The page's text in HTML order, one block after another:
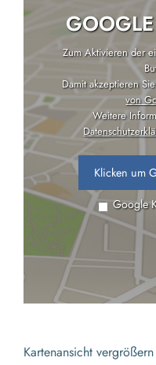
Zum Aktivieren der
Damit akzeptieren
von
Weitere
Klicken um
Google
Kartenansicht vergrößern